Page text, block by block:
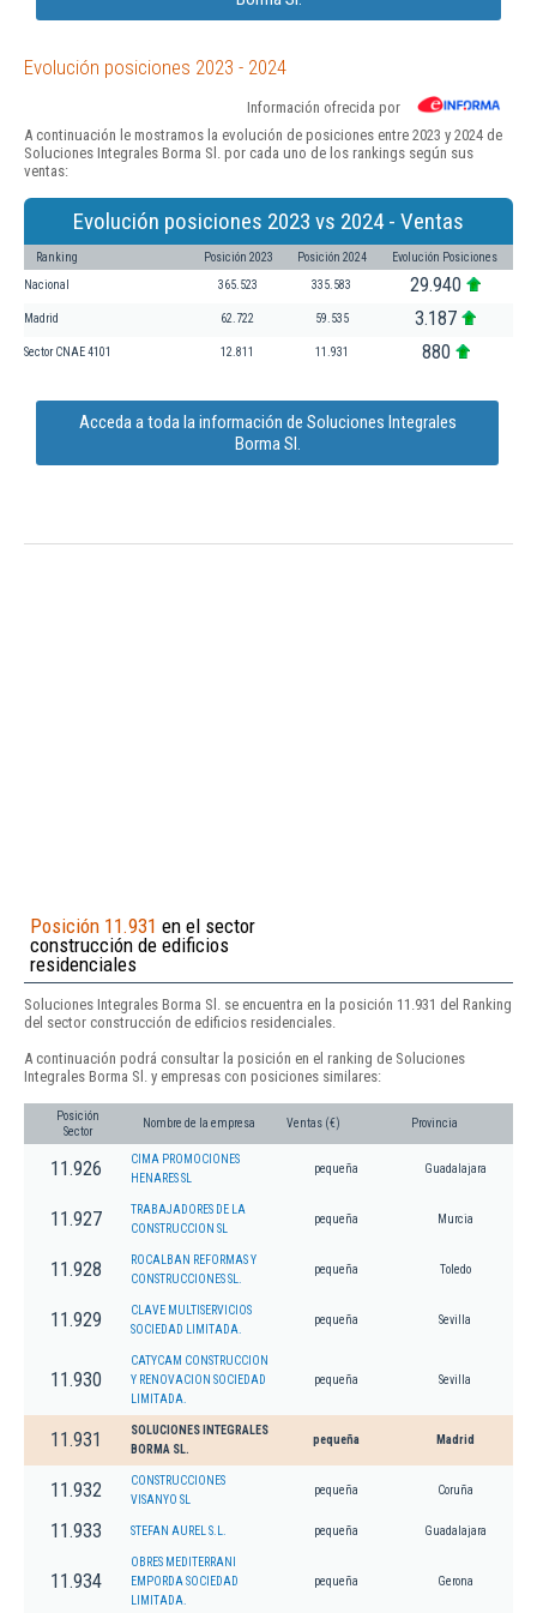
Evolución posiciones 2023 - 2024
Información ofrecida por
A continuación le mostramos la evolución de posiciones entre 2023 y 2024 de
Soluciones Integrales Borma Sl. por cada uno de los rankings según sus
ventas:
Evolución posiciones 2023 vs 2024 - Ventas
Ranking Posición 2023 Posición 2024 Evolución Posiciones
Nacional 365.523 335.583 29.940
Madrid 62.722 59.535 3.187
Sector CNAE 4101 12.811 11.931 880
Acceda a toda la información de Soluciones Integrales
Borma Sl.
Posición 11.931 en el sector
construcción de edificios
residenciales
Soluciones Integrales Borma Sl. se encuentra en la posición 11.931 del Ranking
del sector construcción de edificios residenciales.
A continuación podrá consultar la posición en el ranking de Soluciones
Integrales Borma Sl. y empresas con posiciones similares:
Posición
Sector
Nombre de la empresa Ventas (€) Provincia
11.926
CIMA PROMOCIONES
HENARES SL
pequeña Guadalajara
11.927
TRABAJADORES DE LA
CONSTRUCCION SL
pequeña Murcia
11.928
ROCALBAN REFORMAS Y
CONSTRUCCIONES SL.
pequeña Toledo
11.929
CLAVE MULTISERVICIOS
SOCIEDAD LIMITADA.
pequeña Sevilla
11.930
CATYCAM CONSTRUCCION
Y RENOVACION SOCIEDAD
LIMITADA.
pequeña Sevilla
11.931
SOLUCIONES INTEGRALES
BORMA SL.
pequeña Madrid
11.932
CONSTRUCCIONES
VISANYO SL
pequeña Coruña
11.933 STEFAN AUREL S.L. pequeña Guadalajara
11.934
OBRES MEDITERRANI
EMPORDA SOCIEDAD
LIMITADA.
pequeña Gerona